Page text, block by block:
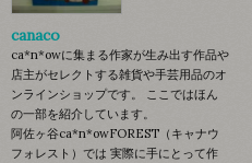
canaco
ca*n*owに集まる作家が生み出す作品や
店主がセレクトする雑貨や手芸用品のオ
ンラインショップです。 ここではほん
の一部を紹介しています。
阿佐ヶ谷ca*n*owFOREST（キャナウ
フォレスト）では 実際に手にとって作